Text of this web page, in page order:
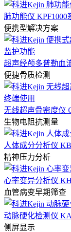
肺功能仪 KPF1000
便携型解决方案
超声经颅多普勒血
便捷骨质检测
无线超声骨密度仪
生物电阻抗测量
人体成分分析仪
精神压力分析
心率变异分析仪
血管病变早期筛查
动脉硬化检测仪
侧屏显示